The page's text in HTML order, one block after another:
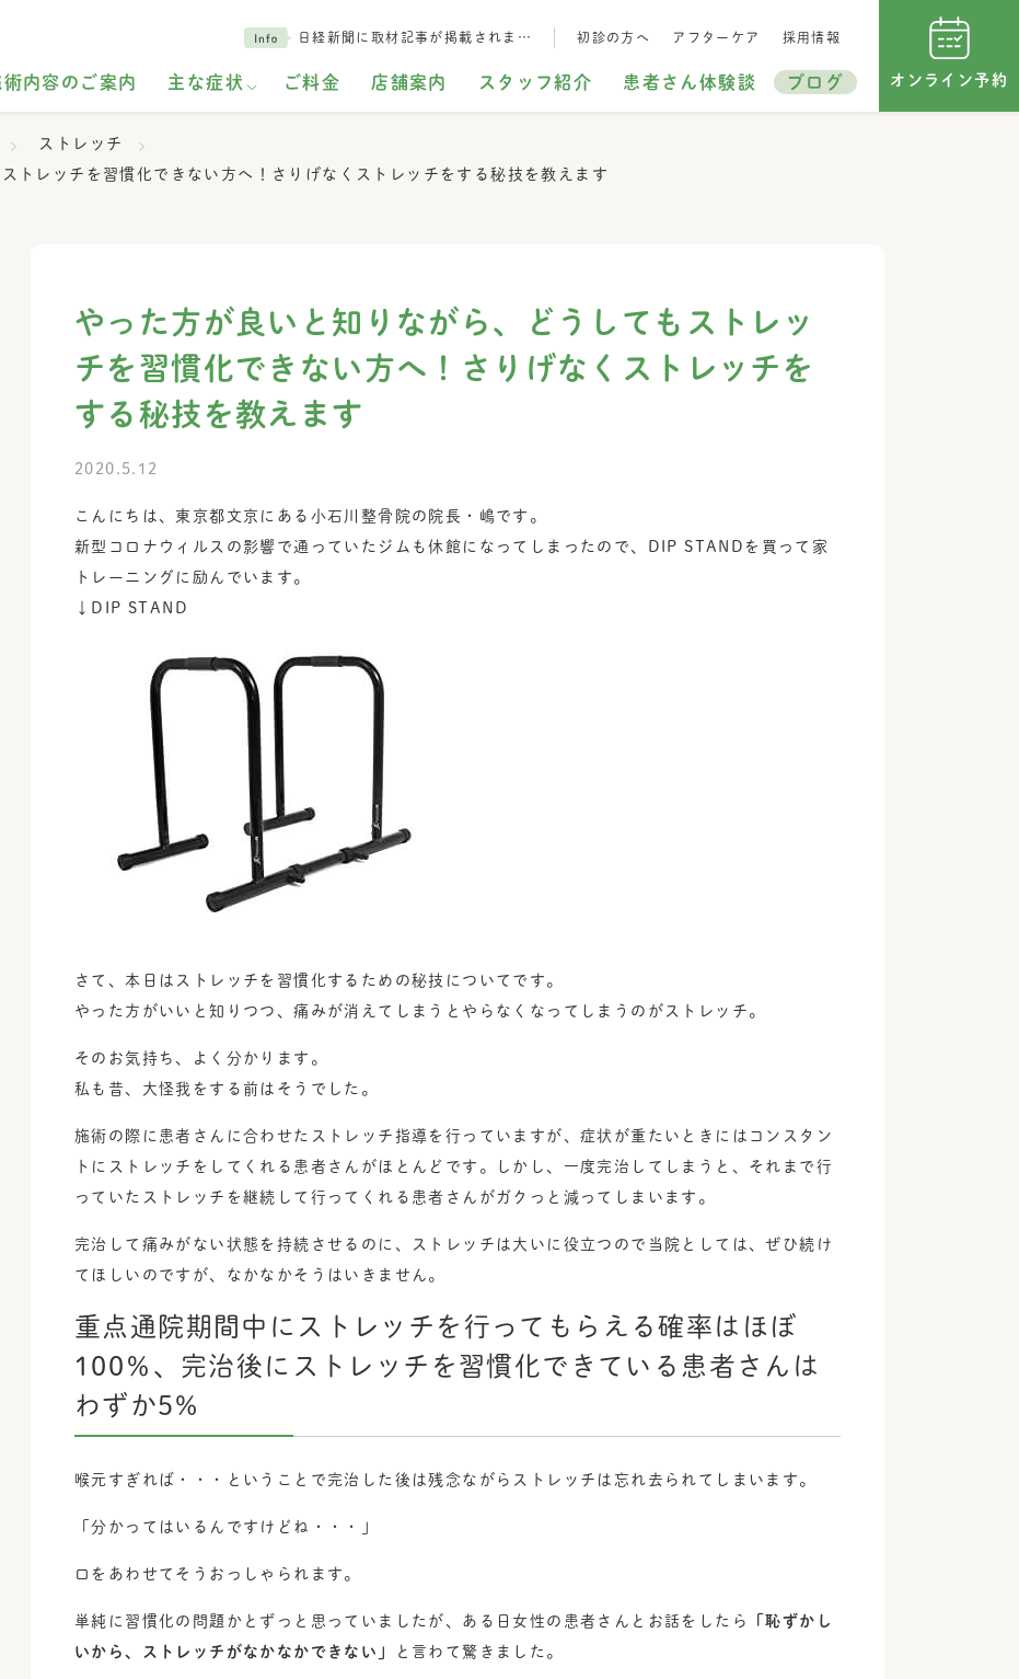
日経新聞に取材記事が掲載されま… 初診の方へ アフターケア 採用情報
術内容のご案内 主な症状 ご料金 店舗案内 スタッフ紹介 患者さん体験談 ブログ オンライン予約
ストレッチ
トレッチを習慣化できない方へ！さりげなくストレッチをする秘技を教えます
やった方が良いと知りながら、どうしてもストレッ
チを習慣化できない方へ！さりげなくストレッチを
する秘技を教えます
2020.5.12
こんにちは、東京都文京にある小石川整骨院の院長・嶋です。
新型コロナウィルスの影響で通っていたジムも休館になってしまったので、DIP STANDを買って家
トレーニングに励んでいます。
↓DIP STAND
さて、本日はストレッチを習慣化するための秘技についてです。
やった方がいいと知りつつ、痛みが消えてしまうとやらなくなってしまうのがストレッチ。
そのお気持ち、よく分かります。
私も昔、大怪我をする前はそうでした。
施術の際に患者さんに合わせたストレッチ指導を行っていますが、症状が重たいときにはコンスタン
トにストレッチをしてくれる患者さんがほとんどです。しかし、一度完治してしまうと、それまで行
っていたストレッチを継続して行ってくれる患者さんがガクっと減ってしまいます。
完治して痛みがない状態を持続させるのに、ストレッチは大いに役立つので当院としては、ぜひ続け
てほしいのですが、なかなかそうはいきません。
重点通院期間中にストレッチを行ってもらえる確率はほぼ
100％、完治後にストレッチを習慣化できている患者さんは
わずか5%
喉元すぎれば・・・ということで完治した後は残念ながらストレッチは忘れ去られてしまいます。
「分かってはいるんですけどね・・・」
口をあわせてそうおっしゃられます。
単純に習慣化の問題かとずっと思っていましたが、ある日女性の患者さんとお話をしたら
「恥ずかし
いから、ストレッチがなかなかできない」
と言わて驚きました。